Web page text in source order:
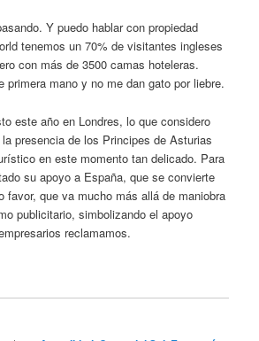
Y puedo hablar con propiedad
tenemos un 70% de visitantes ingleses
con más de 3500 camas hoteleras.
primera mano y no me dan gato por liebre.
este año en Londres, lo que considero
presencia de los Principes de Asturias
en este momento tan delicado. Para
su apoyo a España, que se convierte
favor, que va mucho más allá de maniobra
publicitario, simbolizando el apoyo
reclamamos.